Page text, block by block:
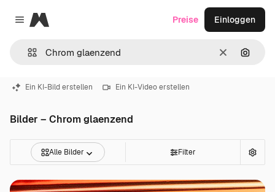
Close menu
Magnific
LöschenNach
Preise Einloggen
Ein KI-Bild erstellen Ein KI-Video erstellen
Bilder – Chrom glaenzend
Alle Bilder Filter